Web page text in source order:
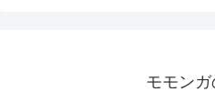
モモンガ